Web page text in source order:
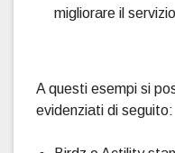
migliorare il
A questi esempi si
evidenziati di seguito: